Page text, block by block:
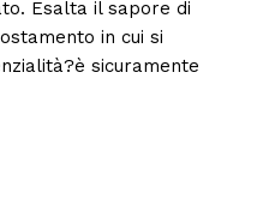
Esalta il sapore di
in cui si
sicuramente